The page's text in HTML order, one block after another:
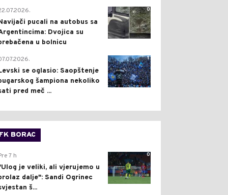
0
pucali na autobus sa
Dvojica su
u bolnicu
1
se oglasio: Saopštenje
šampiona nekoliko
pred meč ...
FK BORAC
0
7 h
je veliki, ali vjerujemo u
dalje": Sandi Ogrinec
š...